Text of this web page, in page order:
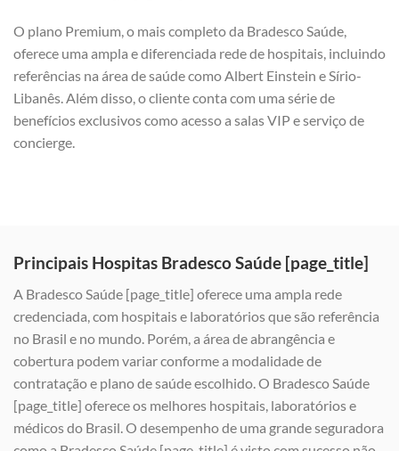
O plano Premium, o mais completo da Bradesco Saúde,
oferece uma ampla e diferenciada rede de hospitais, incluindo
referências na área de saúde como Albert Einstein e Sírio-
Libanês. Além disso, o cliente conta com uma série de
benefícios exclusivos como acesso a salas VIP e serviço de
concierge.
Principais Hospitas Bradesco Saúde [page_title]
A Bradesco Saúde [page_title] oferece uma ampla rede
credenciada, com hospitais e laboratórios que são referência
no Brasil e no mundo. Porém, a área de abrangência e
cobertura podem variar conforme a modalidade de
contratação e plano de saúde escolhido. O Bradesco Saúde
[page_title] oferece os melhores hospitais, laboratórios e
médicos do Brasil. O desempenho de uma grande seguradora